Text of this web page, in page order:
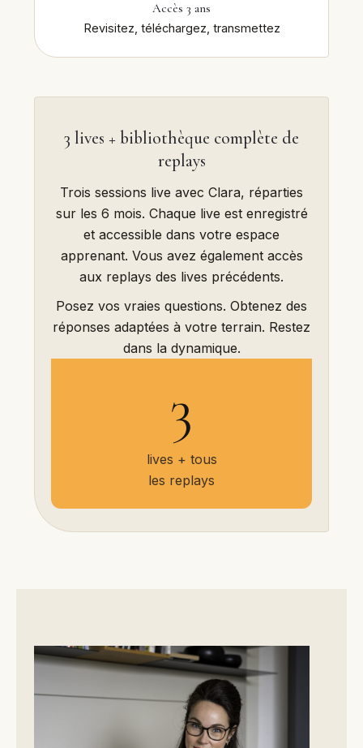
Accès 3 ans
Revisitez, téléchargez, transmettez
3 lives + bibliothèque complète de
replays
Trois sessions live avec Clara, réparties
sur les 6 mois. Chaque live est enregistré
et accessible dans votre espace
apprenant. Vous avez également accès
aux replays des lives précédents.
Posez vos vraies questions. Obtenez des
réponses adaptées à votre terrain. Restez
dans la dynamique.
3
lives + tous
les replays